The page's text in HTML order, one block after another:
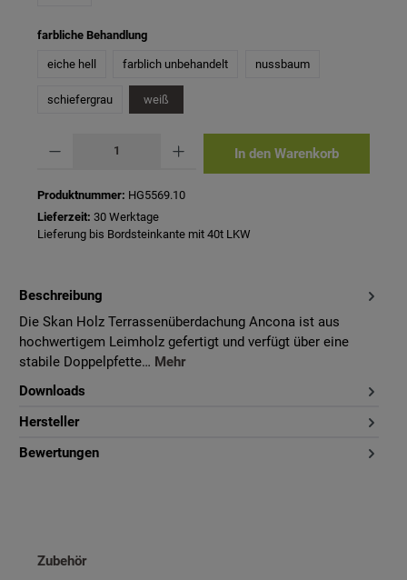
farbliche Behandlungauswählen
eiche hell farblich unbehandelt nussbaum
schiefergrau weiß
In den Warenkorb
Produktnummer: HG5569.10
Lieferzeit: 30 Werktage
Lieferung bis Bordsteinkante mit 40t LKW
Beschreibung
Die Skan Holz Terrassenüberdachung Ancona ist aus
hochwertigem Leimholz gefertigt und verfügt über eine
stabile Doppelpfette… Mehr
Downloads
Hersteller
Bewertungen
Produktgalerie überspringen
Zubehör